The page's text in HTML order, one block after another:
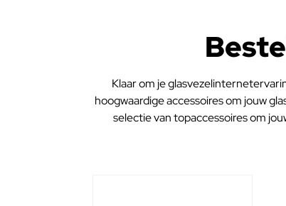
Klaar om je
hoogwaardige accessoires om jouw
selectie van topaccessoires om